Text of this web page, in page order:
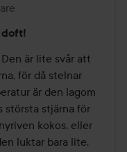
doft!
är lite svår att
för då stelnar
är den lagom
största stjärna för
kokos, eller
luktar bara lite.